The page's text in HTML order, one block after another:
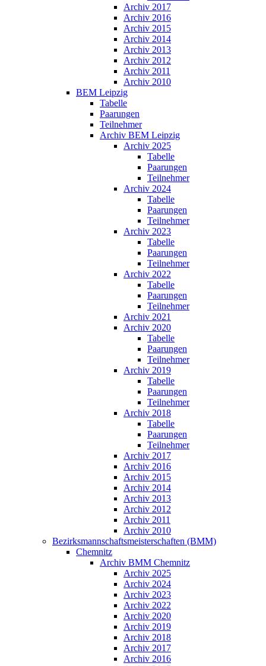
Archiv 2017
Archiv 2016
Archiv 2015
Archiv 2014
Archiv 2013
Archiv 2012
Archiv 2011
Archiv 2010
BEM Leipzig
Tabelle
Paarungen
Teilnehmer
Archiv BEM Leipzig
Archiv 2025
Tabelle
Paarungen
Teilnehmer
Archiv 2024
Tabelle
Paarungen
Teilnehmer
Archiv 2023
Tabelle
Paarungen
Teilnehmer
Archiv 2022
Tabelle
Paarungen
Teilnehmer
Archiv 2021
Archiv 2020
Tabelle
Paarungen
Teilnehmer
Archiv 2019
Tabelle
Paarungen
Teilnehmer
Archiv 2018
Tabelle
Paarungen
Teilnehmer
Archiv 2017
Archiv 2016
Archiv 2015
Archiv 2014
Archiv 2013
Archiv 2012
Archiv 2011
Archiv 2010
Bezirksmannschaftsmeisterschaften (BMM)
Chemnitz
Archiv BMM Chemnitz
Archiv 2025
Archiv 2024
Archiv 2023
Archiv 2022
Archiv 2020
Archiv 2019
Archiv 2018
Archiv 2017
Archiv 2016